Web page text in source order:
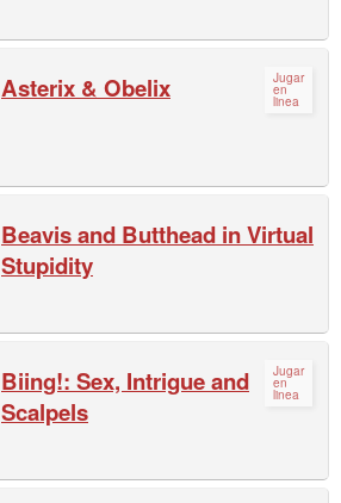
Jugar
en
linea
Asterix & Obelix
Beavis and Butthead in Virtual
Stupidity
Jugar
en
linea
Biing!: Sex, Intrigue and
Scalpels